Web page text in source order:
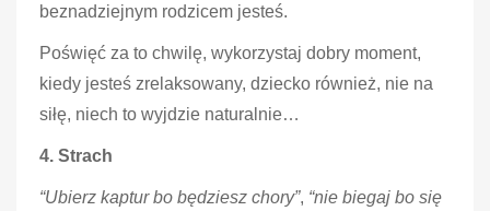
beznadziejnym rodzicem jesteś.
Poświęć za to chwilę, wykorzystaj dobry moment,
kiedy jesteś zrelaksowany, dziecko również, nie na
siłę, niech to wyjdzie naturalnie…
4. Strach
“Ubierz kaptur bo będziesz chory”, “nie biegaj bo się